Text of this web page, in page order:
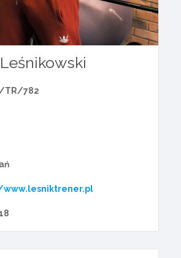
TR/782